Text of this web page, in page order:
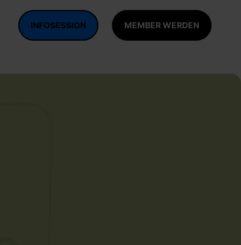
INFOSESSION MEMBER WERDEN